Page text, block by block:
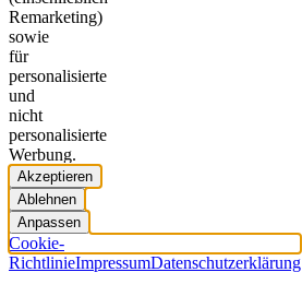
Remarketing)
sowie
für
personalisierte
und
nicht
personalisierte
Werbung.
Akzeptieren
Ablehnen
Anpassen
Cookie-
RichtlinieImpressumDatenschutzerklärung